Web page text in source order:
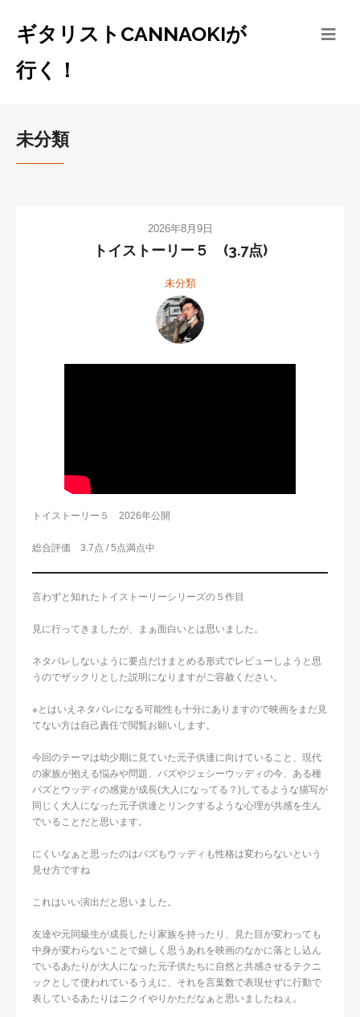
ギタリストCANNAOKIが
行く！
未分類
2026年8月9日
トイストーリー５ (3.7点)
未分類
トイストーリー５ 2026年公開
総合評価 3.7点 / 5点満点中
言わずと知れたトイストーリーシリーズの５作目
見に行ってきましたが、まぁ面白いとは思いました。
ネタバレしないように要点だけまとめる形式でレビューしようと思
うのでザックリとした説明になりますがご容赦ください。
※とはいえネタバレになる可能性も十分にありますので映画をまだ見
てない方は自己責任で閲覧お願いします。
今回のテーマは幼少期に見ていた元子供達に向けていること、現代
の家族が抱える悩みや問題、バズやジェシーウッディの今、ある種
バズとウッディの感覚が成長(大人になってる？)してるような描写が
同じく大人になった元子供達とリンクするような心理が共感を生ん
でいることだと思います。
にくいなぁと思ったのはバズもウッディも性格は変わらないという
見せ方ですね
これはいい演出だと思いました。
友達や元同級生が成長したり家族を持ったり、見た目が変わっても
中身が変わらないことで嬉しく思うあれを映画のなかに落とし込ん
でいるあたりが大人になった元子供たちに自然と共感させるテクニ
ックとして使われているうえに、それを言葉数で表現せずに行動で
表しているあたりはニクイやりかただなぁと思いましたねぇ。